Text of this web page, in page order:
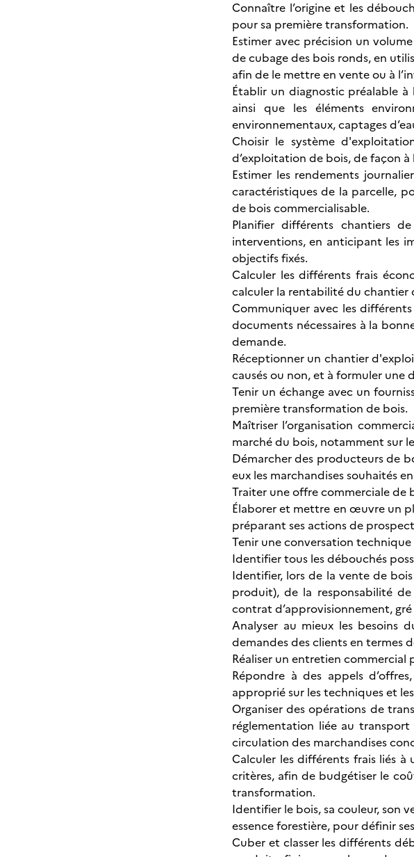
Connaître l’origine et les
pour sa première transformation.
Estimer avec précision un
de cubage des bois ronds, en
afin de le mettre en vente ou à
Établir un diagnostic préalable
ainsi que les éléments
environnementaux, captages
Choisir le système
d’exploitation de bois, de façon
Estimer les rendements
caractéristiques de la parcelle,
de bois commercialisable.
Planifier différents chantiers
interventions, en anticipant les
objectifs fixés.
Calculer les différents frais
calculer la rentabilité du chantier
Communiquer avec les
documents nécessaires à la
demande.
Réceptionner un chantier
causés ou non, et à formuler
Tenir un échange avec un
première transformation de bois.
Maîtriser l’organisation
marché du bois, notamment sur
Démarcher des producteurs de
eux les marchandises souhaités
Traiter une offre commerciale de
Élaborer et mettre en œuvre un
préparant ses actions de
Tenir une conversation
Identifier tous les débouchés
Identifier, lors de la vente de
produit), de la responsabilité
contrat d’approvisionnement, gré
Analyser au mieux les besoins
demandes des clients en termes
Réaliser un entretien
Répondre à des appels
approprié sur les techniques et
Organiser des opérations de
réglementation liée au
circulation des marchandises
Calculer les différents frais liés
critères, afin de budgétiser le
transformation.
Identifier le bois, sa couleur, son
essence forestière, pour définir
Cuber et classer les différents